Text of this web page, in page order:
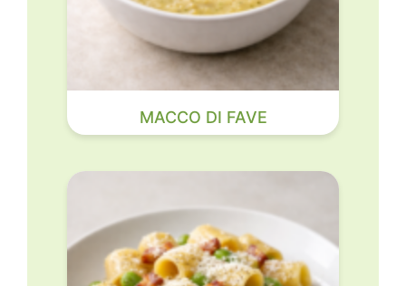
MACCO DI FAVE